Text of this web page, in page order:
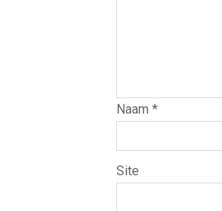
Naam*
Site